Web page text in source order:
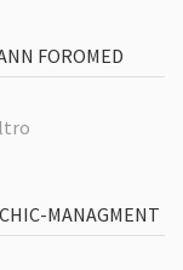
FOROMED
MANAGMENT